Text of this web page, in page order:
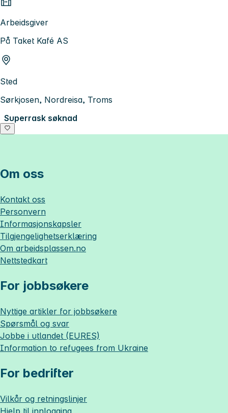
Arbeidsgiver
På Taket Kafé AS
Sted
Sørkjosen, Nordreisa, Troms
Superrask søknad
Om oss
Kontakt oss
Personvern
Informasjonskapsler
Tilgjengelighetserklæring
Om arbeidsplassen.no
Nettstedkart
For jobbsøkere
Nyttige artikler for jobbsøkere
Spørsmål og svar
Jobbe i utlandet (EURES)
Information to refugees from Ukraine
For bedrifter
Vilkår og retningslinjer
Hjelp til innlogging